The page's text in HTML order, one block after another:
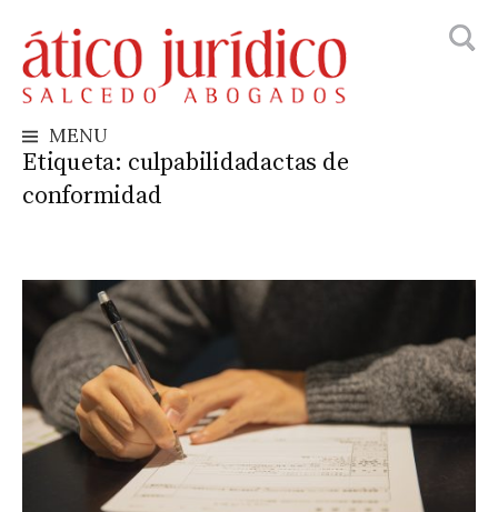
to
content
MENU
Etiqueta: culpabilidadactas de
conformidad